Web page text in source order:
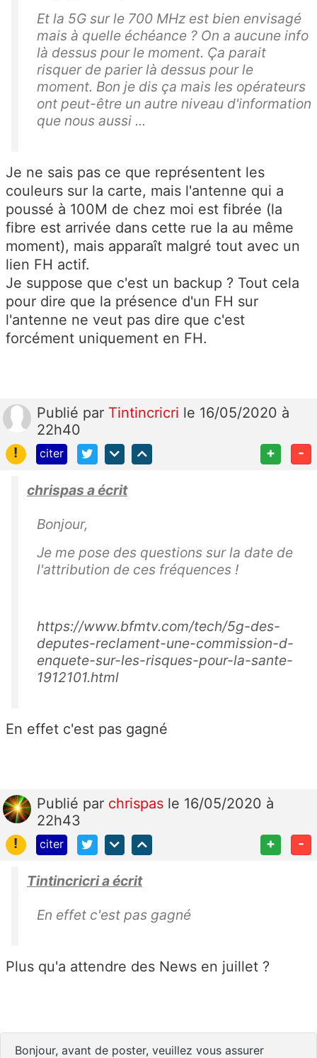
Et la 5G sur le 700 MHz est bien envisagé
mais à quelle échéance ? On a aucune info
là dessus pour le moment. Ça parait
risquer de parier là dessus pour le
moment. Bon je dis ça mais les opérateurs
ont peut-être un autre niveau d'information
que nous aussi ...
Je ne sais pas ce que représentent les
couleurs sur la carte, mais l'antenne qui a
poussé à 100M de chez moi est fibrée (la
fibre est arrivée dans cette rue la au même
moment), mais apparaît malgré tout avec un
lien FH actif.
Je suppose que c'est un backup ? Tout cela
pour dire que la présence d'un FH sur
l'antenne ne veut pas dire que c'est
forcément uniquement en FH.
Publié par Tintincricri le 16/05/2020 à
22h40
!
citer + -
chrispas a écrit
Bonjour,
Je me pose des questions sur la date de
l'attribution de ces fréquences !
https://www.bfmtv.com/tech/5g-des-
deputes-reclament-une-commission-d-
enquete-sur-les-risques-pour-la-sante-
1912101.html
En effet c'est pas gagné
Publié par chrispas le 16/05/2020 à
22h43
!
citer + -
Tintincricri a écrit
En effet c'est pas gagné
Plus qu'a attendre des News en juillet ?
Bonjour, avant de poster, veuillez vous assurer